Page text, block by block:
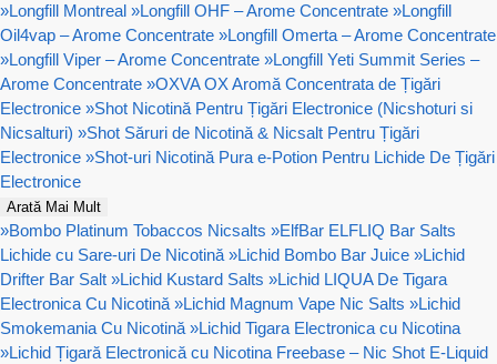
»Longfill Montreal »Longfill OHF – Arome Concentrate »Longfill
Oil4vap – Arome Concentrate »Longfill Omerta – Arome Concentrate
»Longfill Viper – Arome Concentrate »Longfill Yeti Summit Series –
Arome Concentrate »OXVA OX Aromă Concentrata de Țigări
Electronice »Shot Nicotină Pentru Țigări Electronice (Nicshoturi si
Nicsalturi) »Shot Săruri de Nicotină & Nicsalt Pentru Țigări
Electronice »Shot-uri Nicotină Pura e-Potion Pentru Lichide De Țigări
Electronice
Arată Mai Mult
»Bombo Platinum Tobaccos Nicsalts »ElfBar ELFLIQ Bar Salts
Lichide cu Sare-uri De Nicotină »Lichid Bombo Bar Juice »Lichid
Drifter Bar Salt »Lichid Kustard Salts »Lichid LIQUA De Tigara
Electronica Cu Nicotină »Lichid Magnum Vape Nic Salts »Lichid
Smokemania Cu Nicotină »Lichid Tigara Electronica cu Nicotina
»Lichid Țigară Electronică cu Nicotina Freebase – Nic Shot E-Liquid